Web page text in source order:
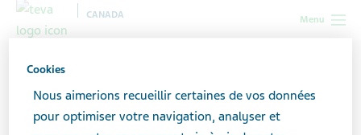
Menu
CANADA
Canada
Cookies
Nous aimerions recueillir certaines de vos données
pour optimiser votre navigation, analyser et